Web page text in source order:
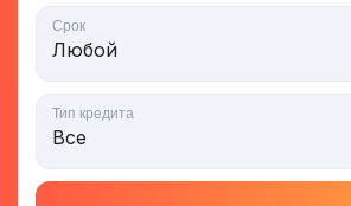
Срок
Тип кредита